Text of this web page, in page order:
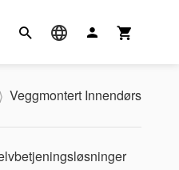
Veggmontert Innendørs